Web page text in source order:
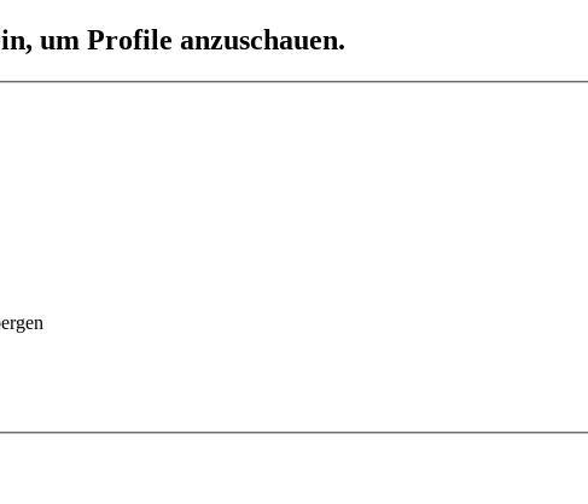
um Profile anzuschauen.